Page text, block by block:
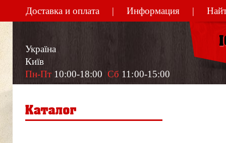
Доставка и оплата Информация
Україна
Київ
Пн-Пт 10:00-18:00 Сб 11:00-15:00